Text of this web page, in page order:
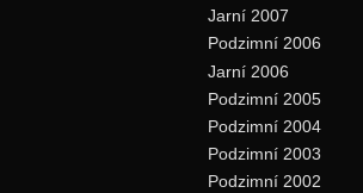
Jarní 2007
Podzimní 2006
Jarní 2006
Podzimní 2005
Podzimní 2004
Podzimní 2003
Podzimní 2002